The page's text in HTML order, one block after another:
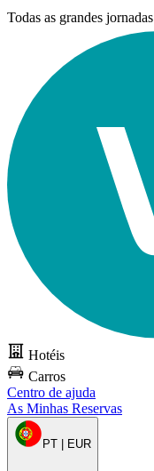
Todas as grandes jornadas
Hotéis
Carros
Centro de ajuda
As Minhas Reservas
PT | EUR